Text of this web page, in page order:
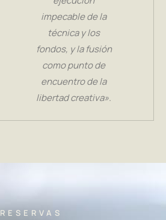
impecable de la
técnica y los
fondos, y la fusión
como punto de
encuentro de la
libertad creativa».
RESERVAS